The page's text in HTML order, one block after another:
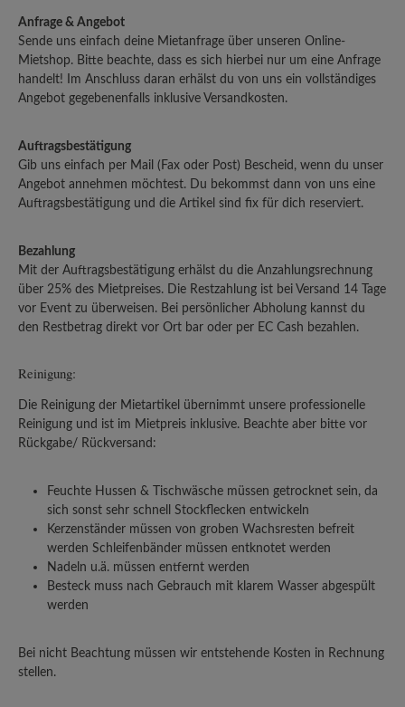
Anfrage & Angebot
Sende uns einfach deine Mietanfrage über unseren Online-
Mietshop. Bitte beachte, dass es sich hierbei nur um eine Anfrage
handelt! Im Anschluss daran erhälst du von uns ein vollständiges
Angebot gegebenenfalls inklusive Versandkosten.
Auftragsbestätigung
Gib uns einfach per Mail (Fax oder Post) Bescheid, wenn du unser
Angebot annehmen möchtest. Du bekommst dann von uns eine
Auftragsbestätigung und die Artikel sind fix für dich reserviert.
Bezahlung
Mit der Auftragsbestätigung erhälst du die Anzahlungsrechnung
über 25% des Mietpreises. Die Restzahlung ist bei Versand 14 Tage
vor Event zu überweisen. Bei persönlicher Abholung kannst du
den Restbetrag direkt vor Ort bar oder per EC Cash bezahlen.
Reinigung:
Die Reinigung der Mietartikel übernimmt unsere professionelle
Reinigung und ist im Mietpreis inklusive. Beachte aber bitte vor
Rückgabe/ Rückversand:
Feuchte Hussen & Tischwäsche müssen getrocknet sein, da
sich sonst sehr schnell Stockflecken entwickeln
Kerzenständer müssen von groben Wachsresten befreit
werden Schleifenbänder müssen entknotet werden
Nadeln u.ä. müssen entfernt werden
Besteck muss nach Gebrauch mit klarem Wasser abgespült
werden
Bei nicht Beachtung müssen wir entstehende Kosten in Rechnung
stellen.